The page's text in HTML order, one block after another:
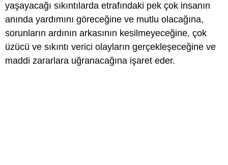
yaşayacağı sıkıntılarda etrafındaki pek çok insanın
anında yardımını göreceğine ve mutlu olacağına,
sorunların ardının arkasının kesilmeyeceğine, çok
üzücü ve sıkıntı verici olayların gerçekleşeceğine ve
maddi zararlara uğranacağına işaret eder.